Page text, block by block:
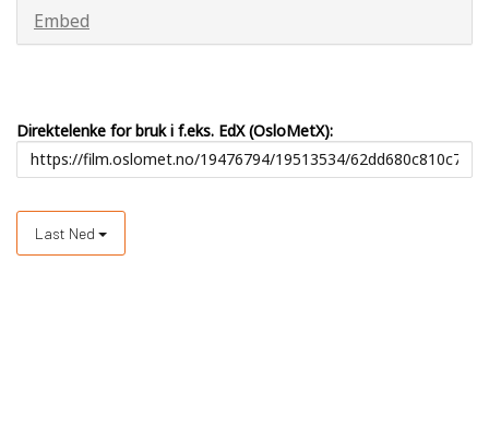
Embed
Direktelenke for bruk i f.eks. EdX (OsloMetX):
Last Ned